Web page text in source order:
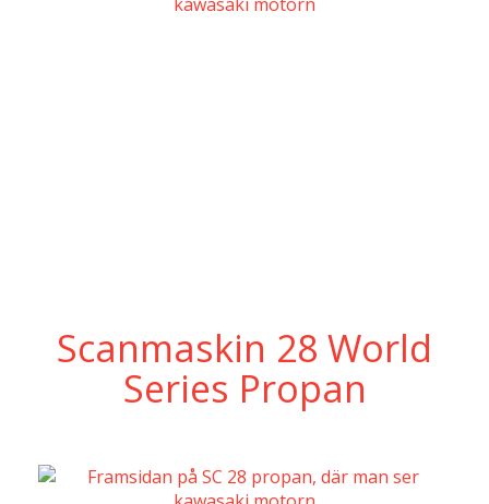
Scanmaskin 28 World
Series Propan